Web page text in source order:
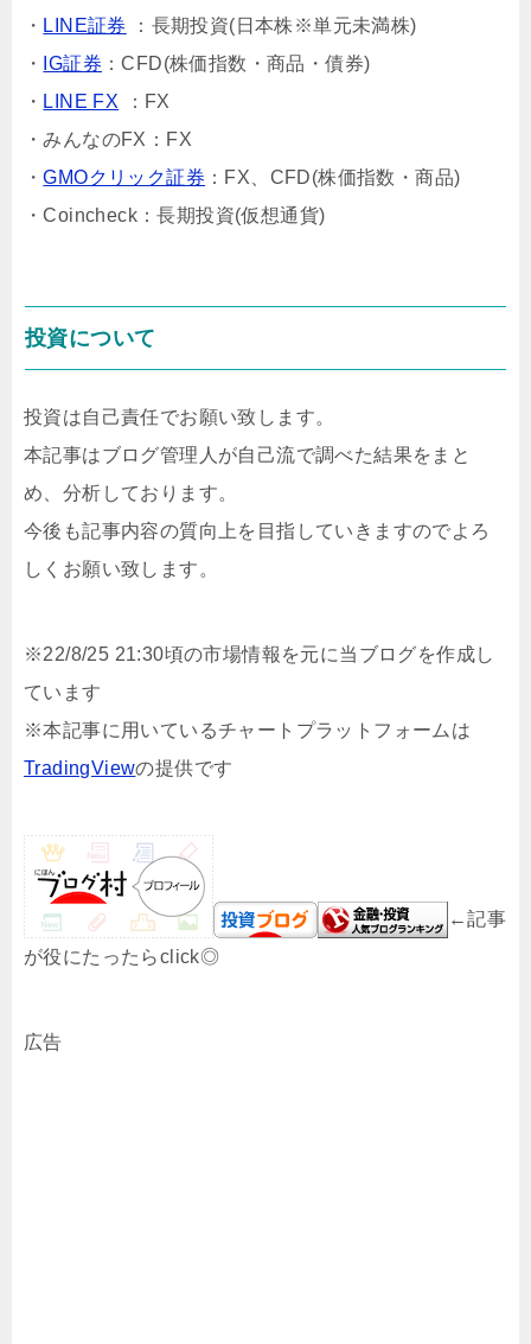
・ LINE証券
：長期投資(日本株※単元未満株)
・
IG証券 ：CFD(株価指数・商品・債券)
・ LINE FX
：FX
・みんなのFX：FX
・GMOクリック証券 ：FX、CFD(株価指数・商品)
・Coincheck：長期投資(仮想通貨)
投資について
投資は自己責任でお願い致します。
本記事はブログ管理人が自己流で調べた結果をまと
め、分析しております。
今後も記事内容の質向上を目指していきますのでよろ
しくお願い致します。
※22/8/25 21:30頃の市場情報を元に当ブログを作成し
ています
※本記事に用いているチャートプラットフォームは
TradingViewの提供です
←記事
が役にたったらclick◎
広告